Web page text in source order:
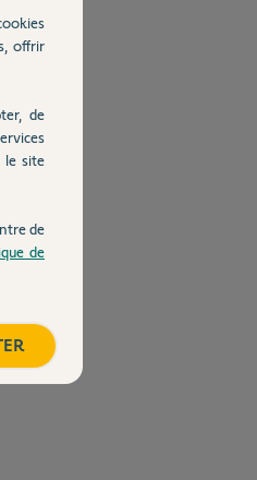
offrir
de
le site
de
de